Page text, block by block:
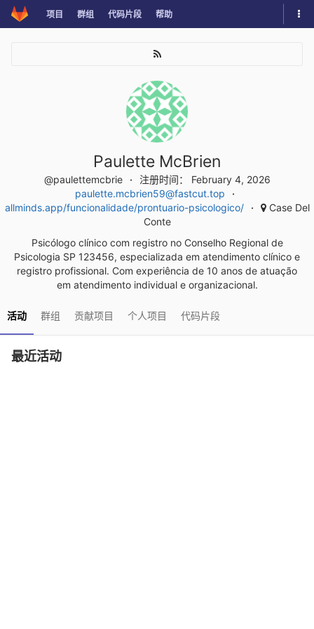
Skip
to
项目 群组 代码片段 帮助
切
换
Paulette McBrien
@paulettemcbrie
注册时间： February 4, 2026
paulette.mcbrien59@fastcut.top
allminds.app/funcionalidade/prontuario-psicologico/
Case Del
Conte
Psicólogo clínico com registro no Conselho Regional de
Psicologia SP 123456, especializada em atendimento clínico e
registro profissional. Com experiência de 10 anos de atuação
em atendimento individual e organizacional.
活动 群组 贡献项目 个人项目 代码片段
最近活动